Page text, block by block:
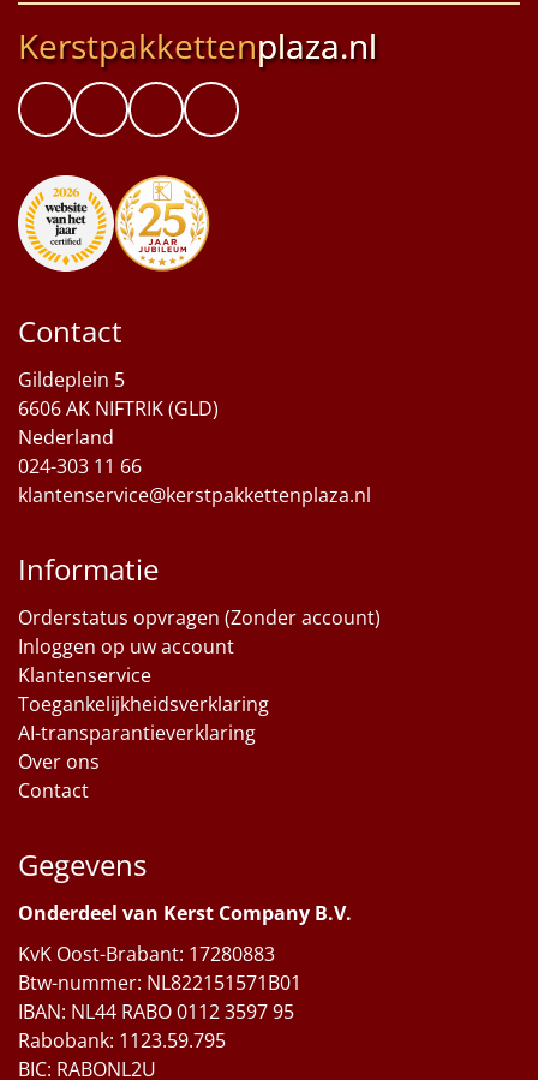
Kerstpakkettenplaza.nl
Contact
Gildeplein 5
6606 AK NIFTRIK (GLD)
Nederland
024-303 11 66
klantenservice@kerstpakkettenplaza.nl
Informatie
Orderstatus opvragen (Zonder account)
Inloggen op uw account
Klantenservice
Toegankelijkheidsverklaring
AI-transparantieverklaring
Over ons
Contact
Gegevens
Onderdeel van Kerst Company B.V.
KvK Oost-Brabant: 17280883
Btw-nummer: NL822151571B01
IBAN: NL44 RABO 0112 3597 95
Rabobank: 1123.59.795
BIC: RABONL2U